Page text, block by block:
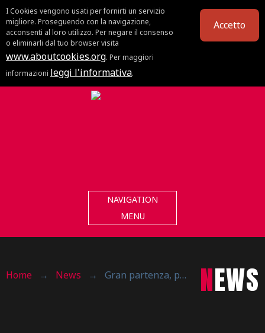
I Cookies vengono usati per fornirti un servizio
migliore. Proseguendo con la navigazione,
acconsenti al loro utilizzo. Per negare il consenso
o eliminarli dal tuo browser visita
www.aboutcookies.org. Per maggiori
informazioni leggi l'informativa.
Accetto
NAVIGATION
MENU
Home → News → Gran partenza, poi il buio, vince PallMi NEWS